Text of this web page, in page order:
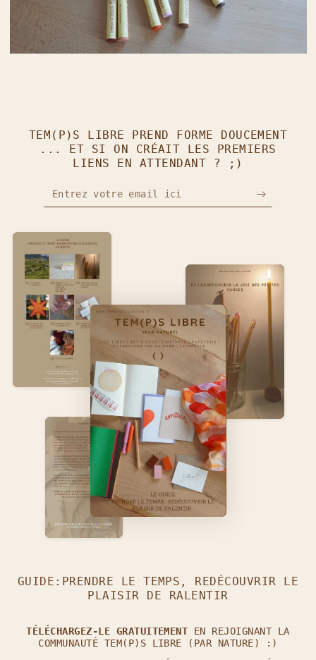
TEM(P)S LIBRE PREND FORME DOUCEMENT
... ET SI ON CRÉAIT LES PREMIERS
LIENS EN ATTENDANT ? ;)
Entrez votre email ici
GUIDE:PRENDRE LE TEMPS, REDÉCOUVRIR LE
PLAISIR DE RALENTIR
TÉLÉCHARGEZ-LE GRATUITEMENT EN REJOIGNANT LA
COMMUNAUTÉ TEM(P)S LIBRE (PAR NATURE) :)
REJOINS L'AVENTURE TEM(P)S LIBRE (PAR